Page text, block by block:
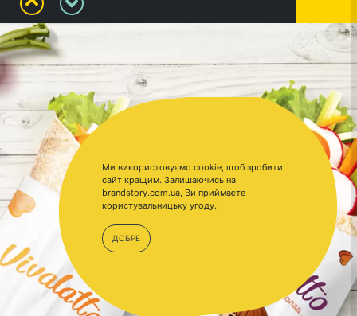
Ми використовуємо cookie, щоб зробити
сайт кращим. Залишаючись на
brandstory.com.ua, Ви приймаєте
користувальницьку угоду.
ДОБРЕ